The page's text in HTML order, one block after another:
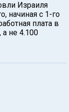
Израиля
начиная с 1-го
плата в
а не 4.100